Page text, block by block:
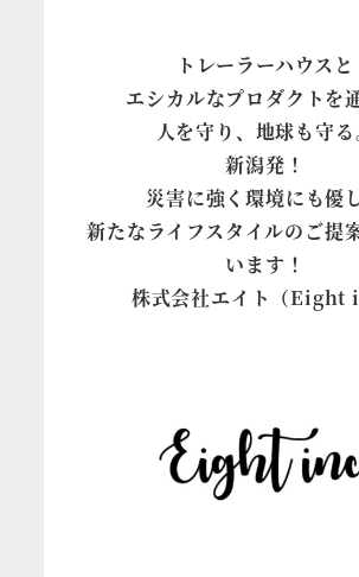
トレーラーハウスと
エシカルなプロダクトを
人を守り、地球も守る
新潟発！
災害に強く環境にも優
新たなライフスタイルのご提
います！
株式会社エイト（Eight